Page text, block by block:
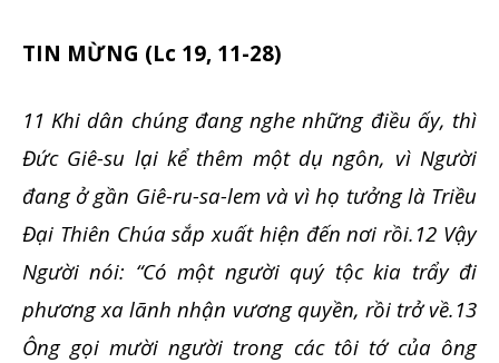
TIN MỪNG (Lc 19, 11-28)
11 Khi dân chúng đang nghe những điều ấy, thì
Đức Giê-su lại kể thêm một dụ ngôn, vì Người
đang ở gần Giê-ru-sa-lem và vì họ tưởng là Triều
Đại Thiên Chúa sắp xuất hiện đến nơi rồi.12 Vậy
Người nói: “Có một người quý tộc kia trẩy đi
phương xa lãnh nhận vương quyền, rồi trở về.13
Ông gọi mười người trong các tôi tớ của ông